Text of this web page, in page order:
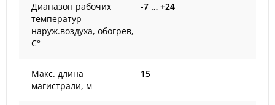
Диапазон рабочих
температур
наруж.воздуха, обогрев,
С°
-7 … +24
Макс. длина
магистрали, м
15